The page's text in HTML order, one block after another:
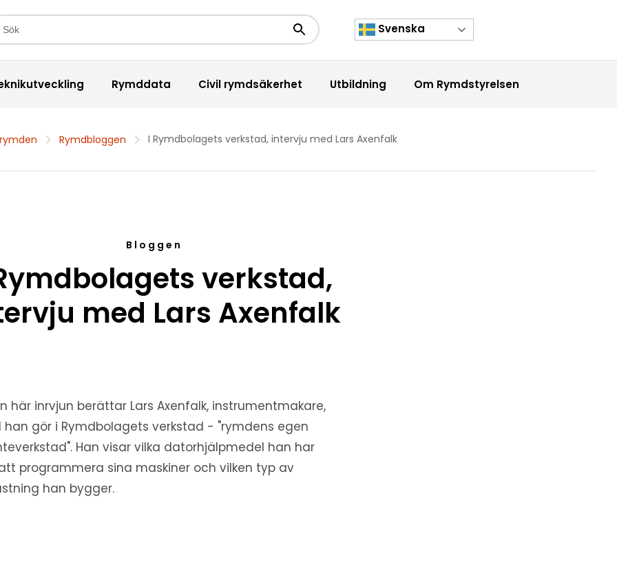
Sökknapp Svenska
Rymddata Civil rymdsäkerhet Utbildning Om Rymdstyrelsen
Rymdbloggen I Rymdbolagets verkstad, intervju med Lars Axenfalk
Bloggen
verkstad,
med Lars Axenfalk
här inrvjun berättar Lars Axenfalk, instrumentmakare,
han gör i Rymdbolagets verkstad - "rymdens egen
Han visar vilka datorhjälpmedel han har
programmera sina maskiner och vilken typ av
han bygger.